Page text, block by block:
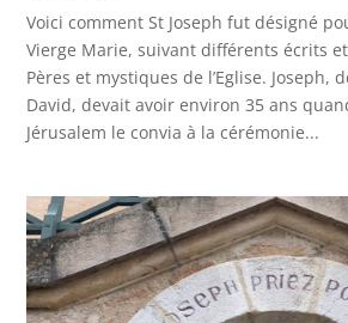
Voici comment St Joseph fut désigné
Vierge Marie, suivant différents écrits
Pères et mystiques de l’Eglise. Joseph,
David, devait avoir environ 35 ans
Jérusalem le convia à la cérémonie...